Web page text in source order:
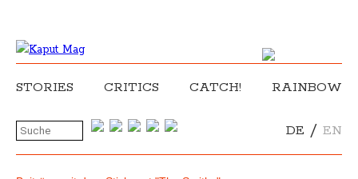
STORIES CRITICS CATCH! RAINBOW
DE / EN